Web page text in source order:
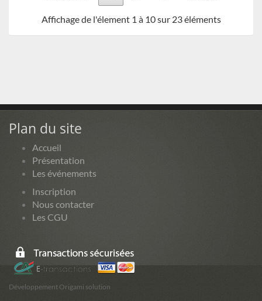
Affichage de l'élement 1 à 10 sur 23 éléments
Plan du site
Accueil
Présentation
Les événements
Inscription
Nous contacter
Les CGU
Développement Origami solution